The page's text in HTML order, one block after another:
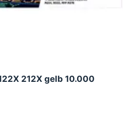
212X gelb 10.000